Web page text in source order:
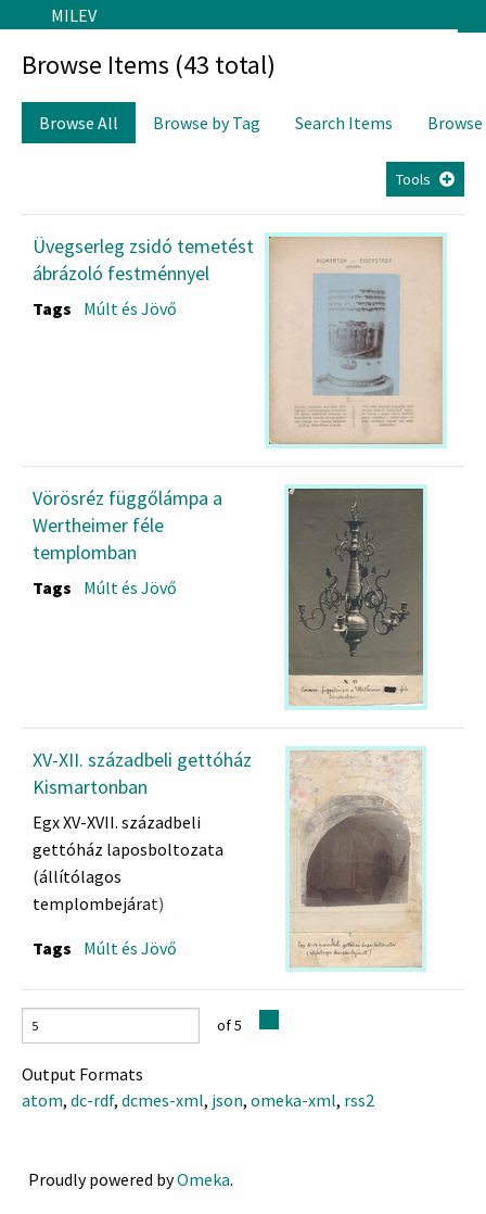
Skip to main content
MILEV
Browse Items (43 total)
Browse All Browse by Tag Search Items
Tools
Üvegserleg zsidó temetést
ábrázoló festménnyel
Tags Múlt és Jövő
Vörösréz függőlámpa a
Wertheimer féle
templomban
Tags Múlt és Jövő
XV-XII. századbeli gettóház
Kismartonban
Egx XV-XVII. századbeli
gettóház laposboltozata
(állítólagos
templombejárat)
Tags Múlt és Jövő
of 5
Output Formats
atom, dc-rdf, dcmes-xml, json, omeka-xml, rss2
Proudly powered byOmeka.